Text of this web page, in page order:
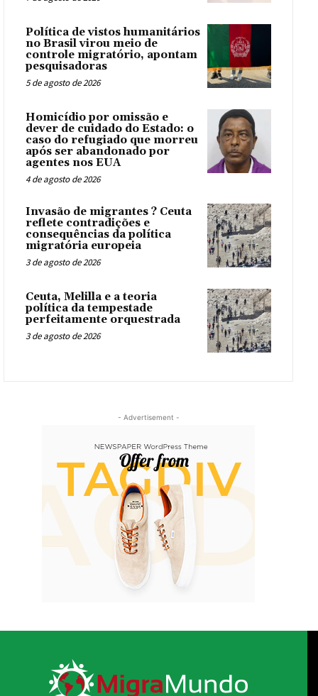
Política de vistos humanitários
no Brasil virou meio de
controle migratório, apontam
pesquisadoras
5 de agosto de 2026
Homicídio por omissão e
dever de cuidado do Estado: o
caso do refugiado que morreu
após ser abandonado por
agentes nos EUA
4 de agosto de 2026
Invasão de migrantes ? Ceuta
reflete contradições e
consequências da política
migratória europeia
3 de agosto de 2026
Ceuta, Melilla e a teoria
política da tempestade
perfeitamente orquestrada
3 de agosto de 2026
- Advertisement -